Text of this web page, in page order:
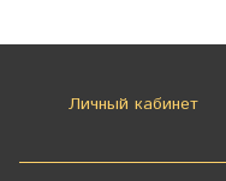
Личный кабинет